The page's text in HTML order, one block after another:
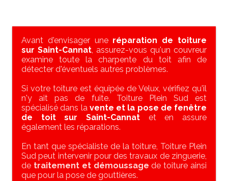
Avant d'envisager une réparation de toiture
sur Saint-Cannat, assurez-vous qu'un couvreur
examine toute la charpente du toit afin de
détecter d'éventuels autres problèmes.
Si votre toiture est équipée de Velux, vérifiez qu'il
n'y ait pas de fuite. Toiture Plein Sud est
spécialisé dans la vente et la pose de fenêtre
de toit sur Saint-Cannat et en assure
également les réparations.
En tant que spécialiste de la toiture, Toiture Plein
Sud peut intervenir pour des travaux de zinguerie,
de traitement et démoussage de toiture ainsi
que pour la pose de gouttières.